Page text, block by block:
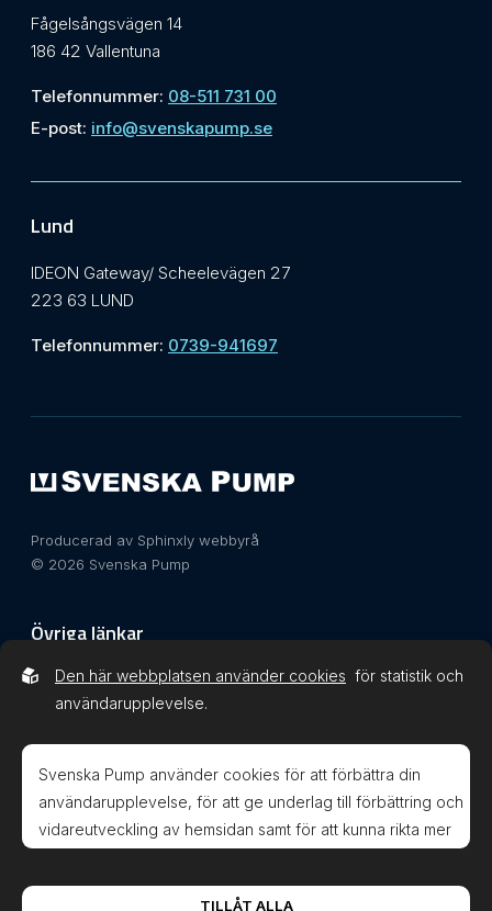
Fågelsångsvägen 14
186 42 Vallentuna
Telefonnummer: 08-511 731 00
E-post: info@svenskapump.se
Lund
IDEON Gateway/ Scheelevägen 27
223 63 LUND
Telefonnummer: 0739-941697
Producerad av Sphinxly webbyrå
© 2026 Svenska Pump
Övriga länkar
Integritetspolicy
Den här webbplatsen använder cookies för statistik och
användarupplevelse.
Svenska Pump använder cookies för att förbättra din
användarupplevelse, för att ge underlag till förbättring och
vidareutveckling av hemsidan samt för att kunna rikta mer
Läs gärna vårpersonuppgiftspolicy. Om du samtycker till
TILLÅT ALLA